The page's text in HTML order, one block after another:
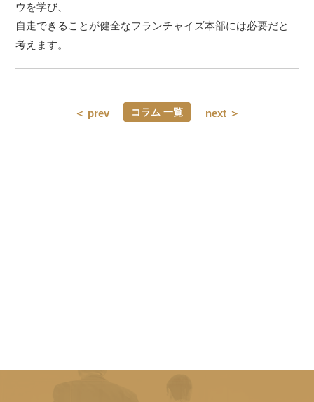
ウを学び、
自走できることが健全なフランチャイズ本部には必要だと
考えます。
＜ prev コラム 一覧 next ＞